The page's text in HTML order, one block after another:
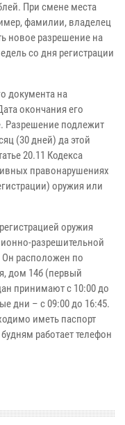
При смене места
фамилии, владелец
новое разрешение на
со дня регистрации
документа на
окончания его
Разрешение подлежит
(30 дней) да этой
20.11 Кодекса
правонарушениях
оружия или
оружия
разрешительной
расположен по
дом 14б (первый
принимают с 10:00 до
дни – с 09:00 до 16:45.
иметь паспорт
работает телефон